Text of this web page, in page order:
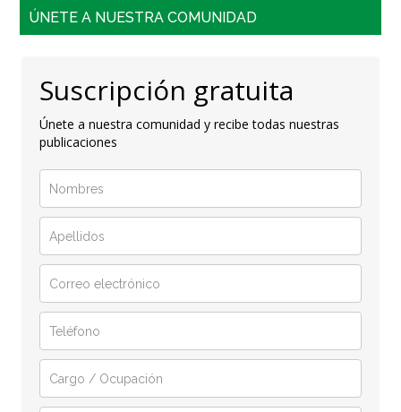
ÚNETE A NUESTRA COMUNIDAD
Suscripción gratuita
Únete a nuestra comunidad y recibe todas nuestras
publicaciones